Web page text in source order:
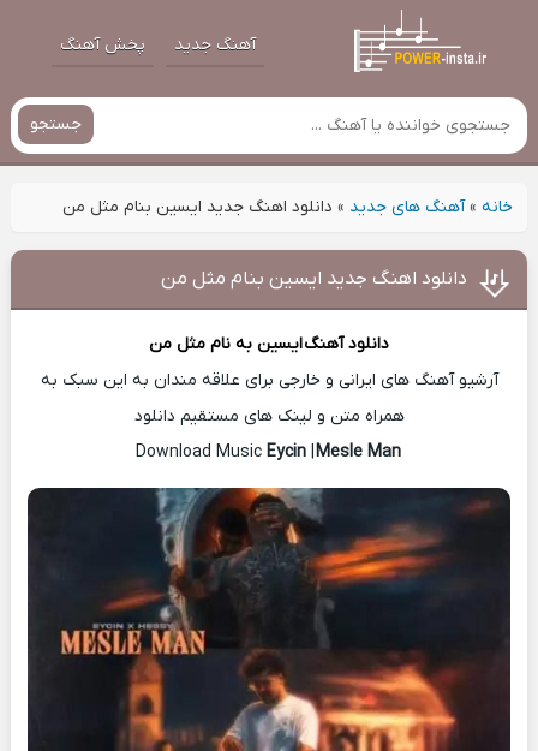
آهنگ جدید پخش آهنگ
جستجو
خانه»آهنگ های جدید » دانلود اهنگ جدید ایسین بنام مثل من
دانلود اهنگ جدید ایسین بنام مثل من
دانلود آهنگایسین به نام مثل من
آرشیو آهنگ های ایرانی و خارجی برای علاقه مندان به این سبک به
همراه متن و لینک های مستقیم دانلود
Eycin |Mesle Man